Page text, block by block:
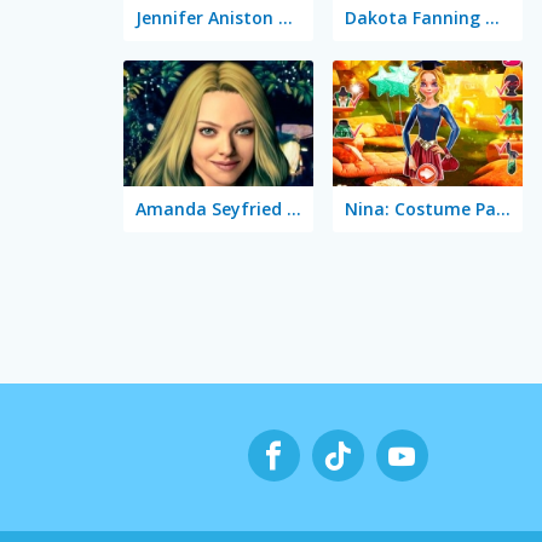
Jennifer Aniston True Make Up Dakota Fanning True Make Up
Amanda Seyfried True Make Up Nina: Costume Party